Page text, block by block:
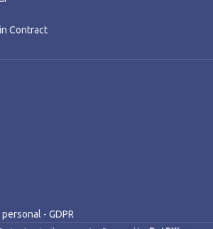
Contract
- GDPR